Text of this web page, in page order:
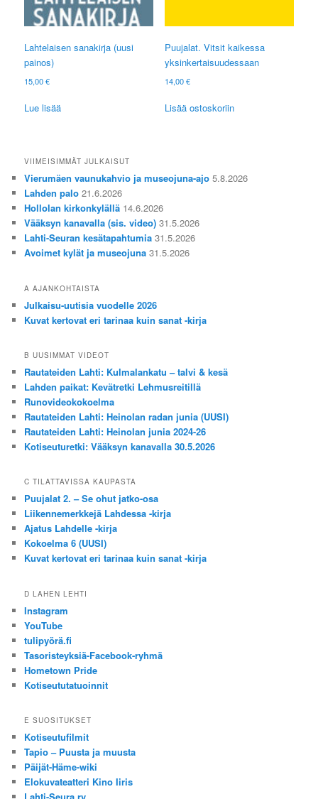
Lahtelaisen sanakirja (uusi
painos)
15,00€
Lue lisää
Puujalat. Vitsit kaikessa
yksinkertaisuudessaan
14,00€
Lisää ostoskoriin
VIIMEISIMMÄT JULKAISUT
Vierumäen vaunukahvio ja museojuna-ajo 5.8.2026
Lahden palo 21.6.2026
Hollolan kirkonkylällä 14.6.2026
Vääksyn kanavalla (sis. video) 31.5.2026
Lahti-Seuran kesätapahtumia 31.5.2026
Avoimet kylät ja museojuna 31.5.2026
A AJANKOHTAISTA
Julkaisu-uutisia vuodelle 2026
Kuvat kertovat eri tarinaa kuin sanat -kirja
B UUSIMMAT VIDEOT
Rautateiden Lahti: Kulmalankatu – talvi & kesä
Lahden paikat: Kevätretki Lehmusreitillä
Runovideokokoelma
Rautateiden Lahti: Heinolan radan junia (UUSI)
Rautateiden Lahti: Heinolan junia 2024-26
Kotiseuturetki: Vääksyn kanavalla 30.5.2026
C TILATTAVISSA KAUPASTA
Puujalat 2. – Se ohut jatko-osa
Liikennemerkkejä Lahdessa -kirja
Ajatus Lahdelle -kirja
Kokoelma 6 (UUSI)
Kuvat kertovat eri tarinaa kuin sanat -kirja
D LAHEN LEHTI
Instagram
YouTube
tulipyörä.fi
Tasoristeyksiä-Facebook-ryhmä
Hometown Pride
Kotiseututatuoinnit
E SUOSITUKSET
Kotiseutufilmit
Tapio – Puusta ja muusta
Päijät-Häme-wiki
Elokuvateatteri Kino Iiris